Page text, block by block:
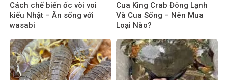
Cách chế biến ốc vòi voi
kiểu Nhật – Ăn sống với
wasabi
Cua King Crab Đông Lạnh
Và Cua Sống – Nên Mua
Loại Nào?